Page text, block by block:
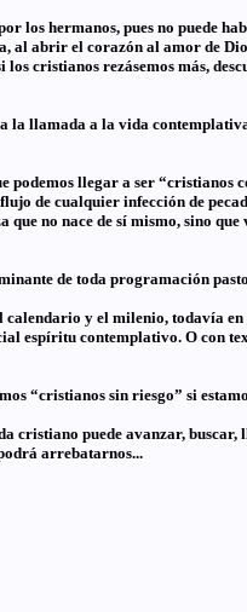
los hermanos, pues no puede
al abrir el corazón al amor de
cristianos rezásemos más,
llamada a la vida
llegar a ser “cristianos
de cualquier infección de
no nace de sí mismo, sino que
de toda programación
y el milenio, todavía en
espíritu contemplativo. O con
“cristianos sin riesgo” si
cristiano puede avanzar, buscar,
arrebatarnos...